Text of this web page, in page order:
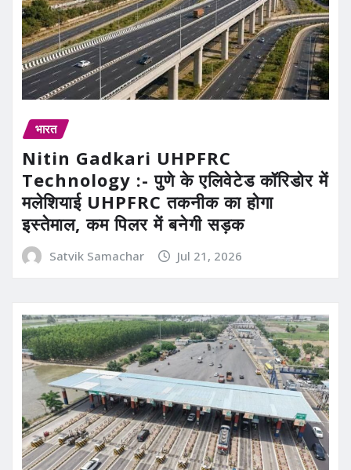
भारत
Nitin Gadkari UHPFRC
Technology :- पुणे के एलिवेटेड कॉरिडोर में
मलेशियाई UHPFRC तकनीक का होगा
इस्तेमाल, कम पिलर में बनेगी सड़क
Satvik Samachar Jul 21, 2026